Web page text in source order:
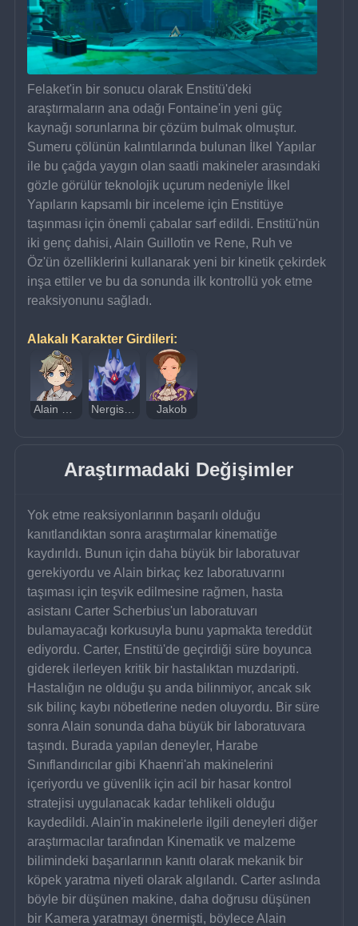
Felaket'in bir sonucu olarak Enstitü'deki
araştırmaların ana odağı Fontaine'in yeni güç
kaynağı sorunlarına bir çözüm bulmak olmuştur.
Sumeru çölünün kalıntılarında bulunan İlkel Yapılar
ile bu çağda yaygın olan saatli makineler arasındaki
gözle görülür teknolojik uçurum nedeniyle İlkel
Yapıların kapsamlı bir inceleme için Enstitüye
taşınması için önemli çabalar sarf edildi. Enstitü'nün
iki genç dahisi, Alain Guillotin ve Rene, Ruh ve
Öz'ün özelliklerini kullanarak yeni bir kinetik çekirdek
inşa ettiler ve bu da sonunda ilk kontrollü yok etme
reaksiyonunu sağladı.
Alakalı Karakter Girdileri:
Alain Guillotin Nergis Haçı Jakob
Araştırmadaki Değişimler
Yok etme reaksiyonlarının başarılı olduğu
kanıtlandıktan sonra araştırmalar kinematiğe
kaydırıldı. Bunun için daha büyük bir laboratuvar
gerekiyordu ve Alain birkaç kez laboratuvarını
taşıması için teşvik edilmesine rağmen, hasta
asistanı Carter Scherbius'un laboratuvarı
bulamayacağı korkusuyla bunu yapmakta tereddüt
ediyordu. Carter, Enstitü'de geçirdiği süre boyunca
giderek ilerleyen kritik bir hastalıktan muzdaripti.
Hastalığın ne olduğu şu anda bilinmiyor, ancak sık
sık bilinç kaybı nöbetlerine neden oluyordu. Bir süre
sonra Alain sonunda daha büyük bir laboratuvara
taşındı. Burada yapılan deneyler, Harabe
Sınıflandırıcılar gibi Khaenri'ah makinelerini
içeriyordu ve güvenlik için acil bir hasar kontrol
stratejisi uygulanacak kadar tehlikeli olduğu
kaydedildi. Alain'in makinelerle ilgili deneyleri diğer
araştırmacılar tarafından Kinematik ve malzeme
bilimindeki başarılarının kanıtı olarak mekanik bir
köpek yaratma niyeti olarak algılandı. Carter aslında
böyle bir düşünen makine, daha doğrusu düşünen
bir Kamera yaratmayı önermişti, böylece Alain